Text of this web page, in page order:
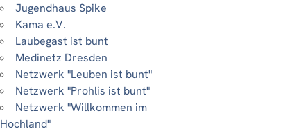
Jugendhaus Spike
Kama e.V.
Laubegast ist bunt
Medinetz Dresden
Netzwerk "Leuben ist bunt"
Netzwerk "Prohlis ist bunt"
Netzwerk "Willkommen im
Hochland"